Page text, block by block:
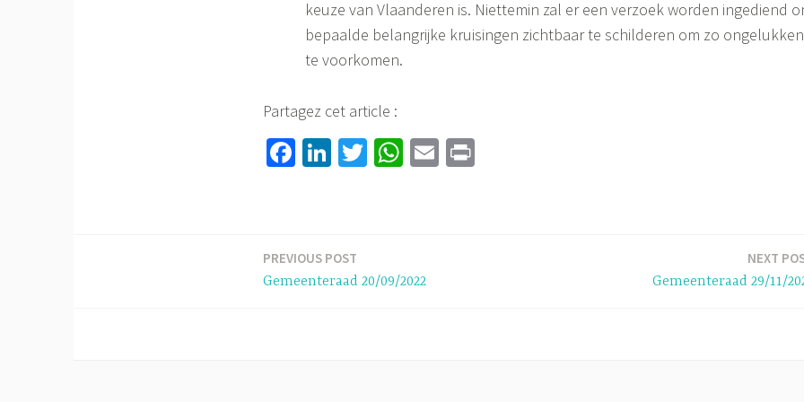
keuze van Vlaanderen is. Niettemin zal er een verzoek worden ingediend
bepaalde belangrijke kruisingen zichtbaar te schilderen om zo ongelukken
te voorkomen.
Partagez cet article :
Fa
ok
Li
T
W
p
p
E
PREVIOUS POST
Gemeenteraad 20/09/2022
NEXT
Gemeenteraad 29/11/